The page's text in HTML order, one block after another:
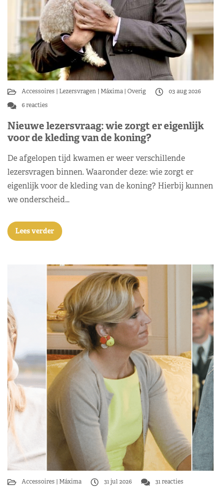
Accessoires Lezersvragen Máxima Overig
03 aug 2026
6 reacties
Nieuwe lezersvraag: wie zorgt er eigenlijk
voor de kleding van de koning?
De afgelopen tijd kwamen er weer verschillende
lezersvragen binnen. Waaronder deze: wie zorgt er
eigenlijk voor de kleding van de koning? Hierbij kunnen
we onderscheid…
Lees verder
Accessoires Máxima 31 jul 2026 31 reacties